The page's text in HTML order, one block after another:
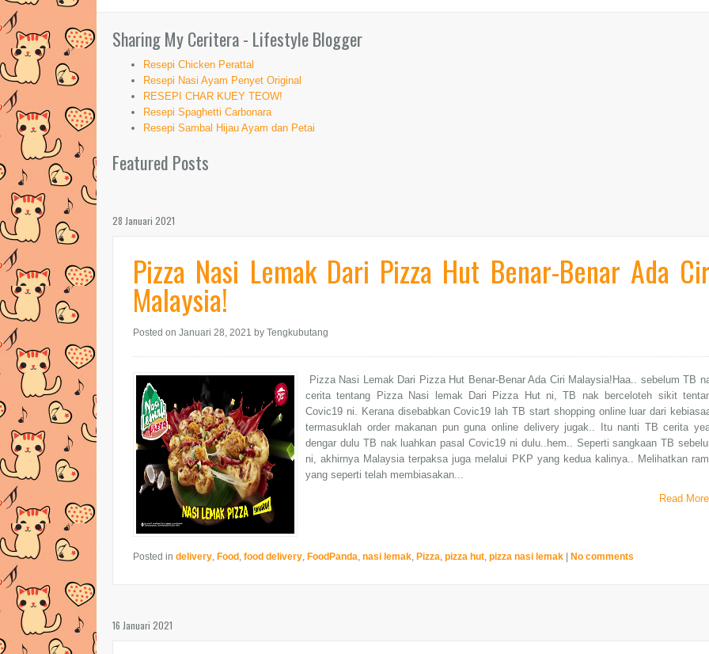
Sharing My Ceritera - Lifestyle Blogger
Resepi Chicken Perattal
Resepi Nasi Ayam Penyet Original
RESEPI CHAR KUEY TEOW!
Resepi Spaghetti Carbonara
Resepi Sambal Hijau Ayam dan Petai
Featured Posts
28 Januari 2021
Pizza Nasi Lemak Dari Pizza Hut Benar-Benar Ada
Malaysia!
Posted on Januari 28, 2021 by Tengkubutang
Pizza Nasi Lemak Dari Pizza Hut Benar-Benar Ada Ciri Malaysia!Haa.. sebelum TB
cerita tentang Pizza Nasi lemak Dari Pizza Hut ni, TB nak berceloteh sikit
Covic19 ni. Kerana disebabkan Covic19 lah TB start shopping online luar dari
termasuklah order makanan pun guna online delivery jugak.. Itu nanti TB cerita
dengar dulu TB nak luahkan pasal Covic19 ni dulu..hem.. Seperti sangkaan TB
ni, akhirnya Malaysia terpaksa juga melalui PKP yang kedua kalinya.. Melihatkan
yang seperti telah membiasakan...
Read More
Posted in delivery, Food , food delivery, FoodPanda, nasi lemak, Pizza, pizza hut, pizza nasi lemak No comments
16 Januari 2021